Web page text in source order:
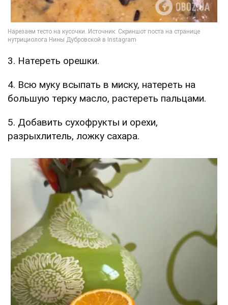
3. Натереть орешки.
4. Всю муку всыпать в миску, натереть на
большую терку масло, растереть пальцами.
5. Добавить сухофрукты и орехи,
разрыхлитель, ложку сахара.